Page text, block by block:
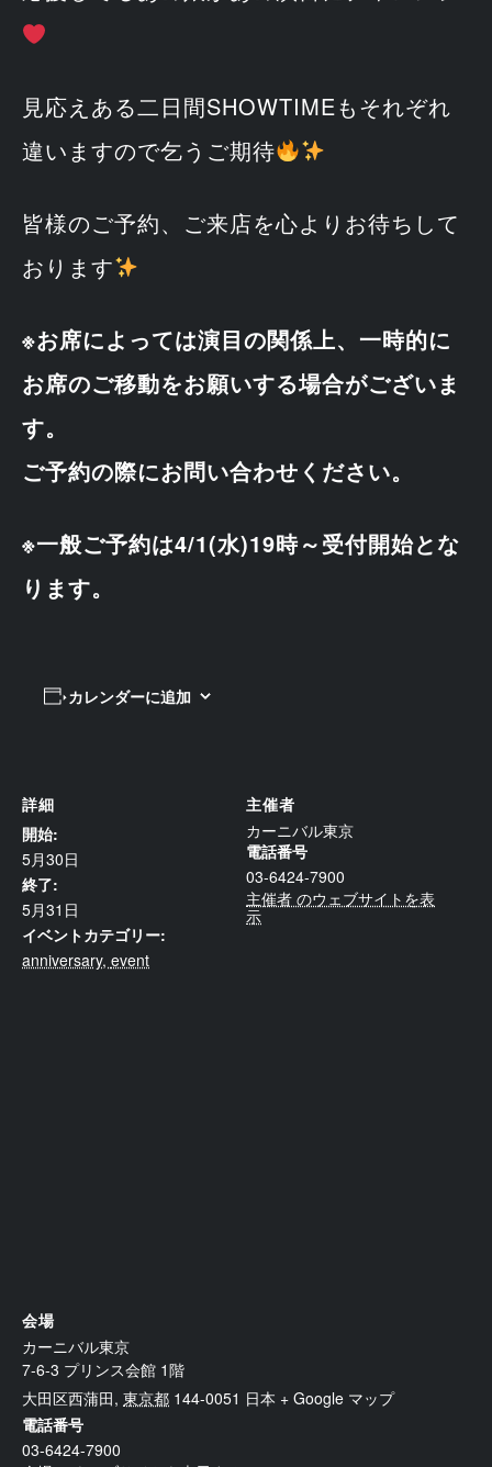
見応えある二日間SHOWTIMEもそれぞれ
違いますので乞うご期待
皆様のご予約、ご来店を心よりお待ちして
おります
※お席によっては演目の関係上、一時的に
お席のご移動をお願いする場合がございま
す。
ご予約の際にお問い合わせください。
※一般ご予約は4/1(水)19時～受付開始とな
ります。
カレンダーに追加
詳細
開始:
5月30日
終了:
5月31日
イベントカテゴリー:
anniversary, event
主催者
カーニバル東京
電話番号
03-6424-7900
主催者 のウェブサイトを表
示
会場
カーニバル東京
7-6-3 プリンス会館 1階
大田区西蒲田, 東京都 144-0051 日本 + Google マップ
電話番号
03-6424-7900